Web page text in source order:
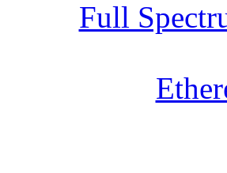
Full